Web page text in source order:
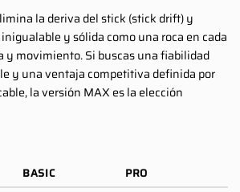
la deriva del stick (stick drift) y
y sólida como una roca en cada
y movimiento. Si buscas una fiabilidad
y una ventaja competitiva definida por
la versión MAX es la elección
BASIC PRO